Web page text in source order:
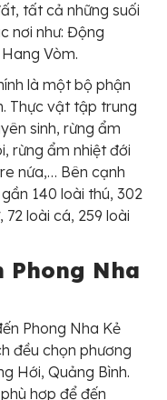
tất cả những suối
nơi như: Động
Vòm.
là một bộ phận
Thực vật tập trung
sinh, rừng ẩm
rừng ẩm nhiệt đới
nứa,… Bên cạnh
140 loài thú, 302
loài cá, 259 loài
Phong Nha
Phong Nha Kẻ
đều chọn phương
Hới, Quảng Bình.
hợp để đến